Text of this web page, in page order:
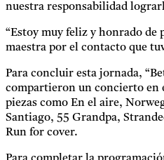
nuestra responsabilidad
“Estoy muy feliz y honrado de
maestra por el contacto que
Para concluir esta jornada,
compartieron un concierto en
piezas como En el aire,
Santiago, 55 Grandpa,
Run for cover.